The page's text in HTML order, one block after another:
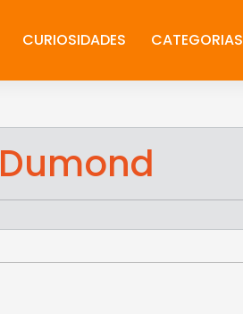
CURIOSIDADES CATEGORIAS
Dumond